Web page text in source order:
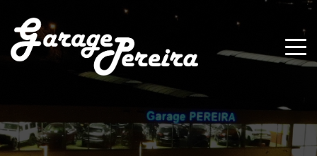
Paramètres avancés des cookies